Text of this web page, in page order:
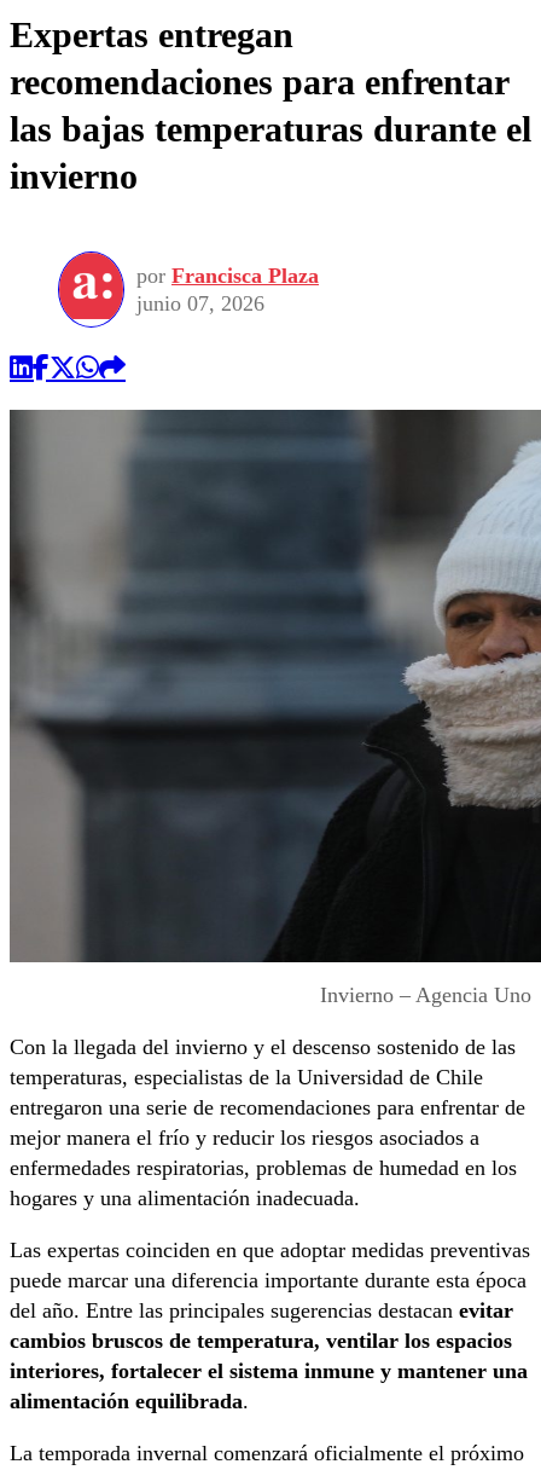
Expertas entregan
recomendaciones para enfrentar
las bajas temperaturas durante el
invierno
por Francisca Plaza
junio 07, 2026
Invierno – Agencia Uno
Con la llegada del invierno y el descenso sostenido de las
temperaturas, especialistas de la Universidad de Chile
entregaron una serie de recomendaciones para enfrentar de
mejor manera el frío y reducir los riesgos asociados a
enfermedades respiratorias, problemas de humedad en los
hogares y una alimentación inadecuada.
Las expertas coinciden en que adoptar medidas preventivas
puede marcar una diferencia importante durante esta época
del año. Entre las principales sugerencias destacan evitar
cambios bruscos de temperatura, ventilar los espacios
interiores, fortalecer el sistema inmune y mantener una
alimentación equilibrada.
La temporada invernal comenzará oficialmente el próximo